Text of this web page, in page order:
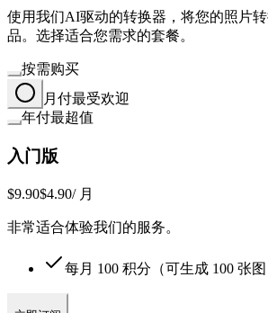
使用我们AI驱动的转换器，将您的照片
品。选择适合您需求的套餐。
按需购买
月付最受欢迎
年付最超值
入门版
$9.90$4.90/ 月
非常适合体验我们的服务。
每月 100 积分（可生成 100 张图